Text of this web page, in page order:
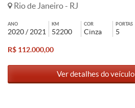
Rio de Janeiro - RJ
ANO
2020 / 2021
KM
52200
COR
Cinza
PORTAS
5
R$ 112.000,00
Ver detalhes do veículo